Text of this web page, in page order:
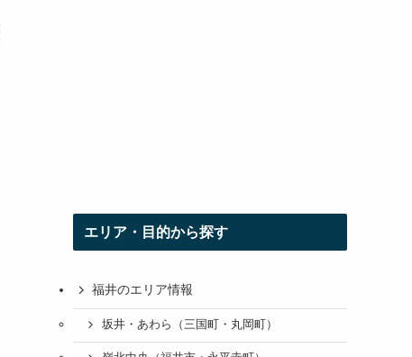
エリア・目的から探す
福井のエリア情報
坂井・あわら（三国町・丸岡町）